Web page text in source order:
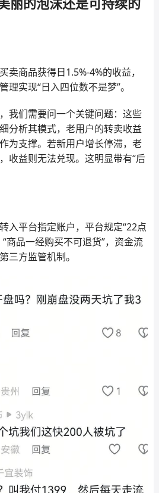
卖商品获得日1.5%-4%的收益，
理实现“日入四位数不是梦”。
我们需要问一个关键问题：这些
分析其模式，老用户的转卖收益
为支撑。若新用户增长停滞，老
收益则无法兑现。这明显带有“后
入平台指定账户，平台规定“22点
商品一经购买不可退货”，资金流
三方监管机制。